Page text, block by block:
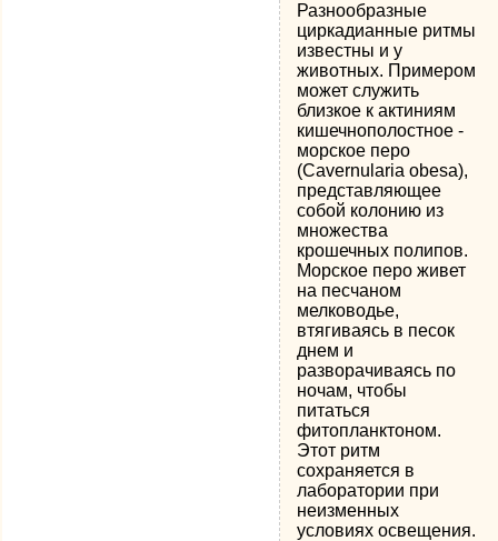
Разнообразные
циркадианные ритмы
известны и у
животных. Примером
может служить
близкое к актиниям
кишечнополостное -
морское перо
(Cavernularia obesa),
представляющее
собой колонию из
множества
крошечных полипов.
Морское перо живет
на песчаном
мелководье,
втягиваясь в песок
днем и
разворачиваясь по
ночам, чтобы
питаться
фитопланктоном.
Этот ритм
сохраняется в
лаборатории при
неизменных
условиях освещения.